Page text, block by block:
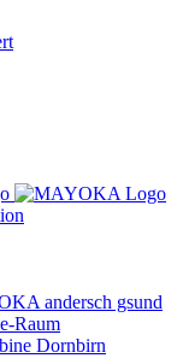
andersch gsund
Raum
Dornbirn